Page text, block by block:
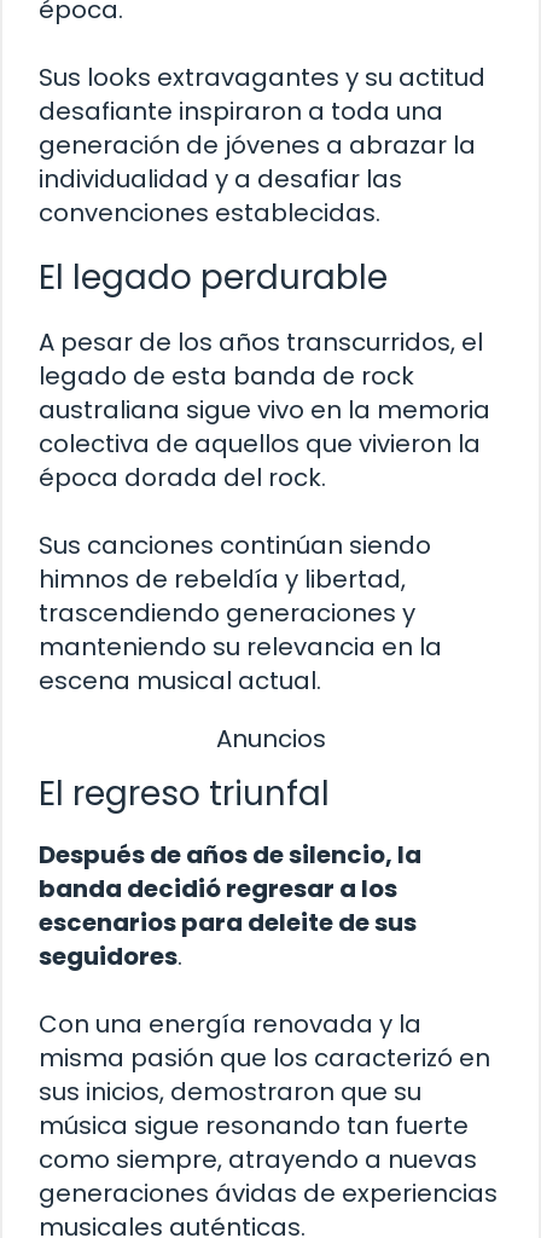
época.
Sus looks extravagantes y su actitud
desafiante inspiraron a toda una
generación de jóvenes a abrazar la
individualidad y a desafiar las
convenciones establecidas.
El legado perdurable
A pesar de los años transcurridos, el
legado de esta banda de rock
australiana sigue vivo en la memoria
colectiva de aquellos que vivieron la
época dorada del rock.
Sus canciones continúan siendo
himnos de rebeldía y libertad,
trascendiendo generaciones y
manteniendo su relevancia en la
escena musical actual.
Anuncios
El regreso triunfal
Después de años de silencio, la
banda decidió regresar a los
escenarios para deleite de sus
seguidores.
Con una energía renovada y la
misma pasión que los caracterizó en
sus inicios, demostraron que su
música sigue resonando tan fuerte
como siempre, atrayendo a nuevas
generaciones ávidas de experiencias
musicales auténticas.